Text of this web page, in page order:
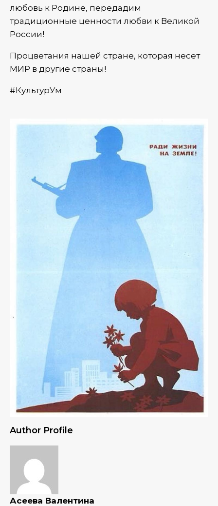
любовь к Родине, передадим
традиционные ценности любви к Великой
России!
Процветания нашей стране, которая несет
МИР в другие страны!
#КультурУм
Author Profile
Асеева Валентина